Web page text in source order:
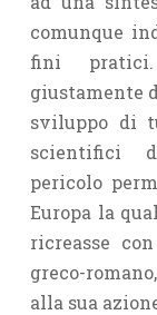
comunque
fini
giustamente
sviluppo di
scientifici
pericolo
Europa la
ricreasse
greco-
alla sua